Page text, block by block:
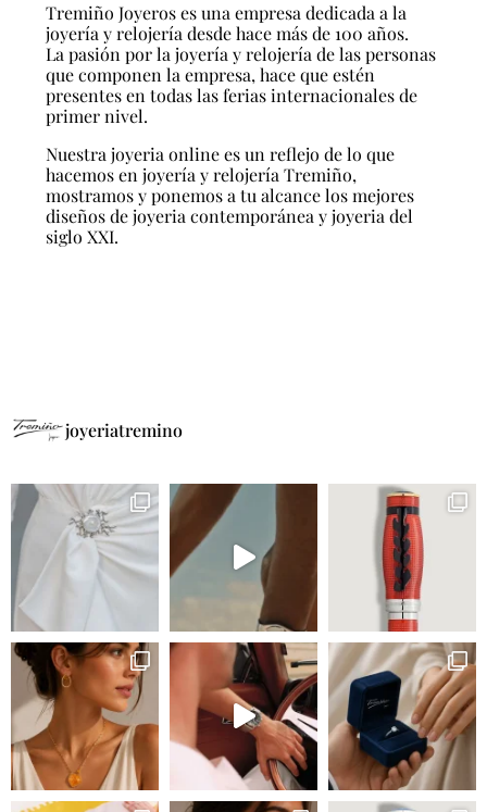
Tremiño Joyeros es una empresa dedicada a la
joyería y relojería desde hace más de 100 años.
La pasión por la joyería y relojería de las personas
que componen la empresa, hace que estén
presentes en todas las ferias internacionales de
primer nivel.
Nuestra joyeria online es un reflejo de lo que
hacemos en joyería y relojería Tremiño,
mostramos y ponemos a tu alcance los mejores
diseños de joyeria contemporánea y joyeria del
siglo XXI.
joyeriatremino